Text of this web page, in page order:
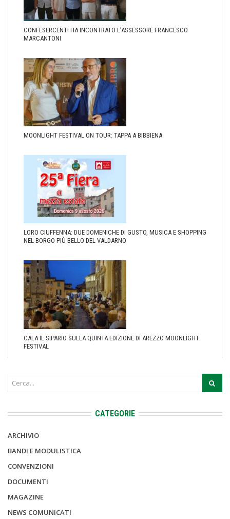
CONFESERCENTI HA INCONTRATO L’ASSESSORE FRANCESCO
MARCANTONI
MOONLIGHT FESTIVAL ON TOUR: TAPPA A BIBBIENA
LORO CIUFFENNA: DUE DOMENICHE DI GUSTO, MUSICA E SHOPPING
NEL BORGO PIÙ BELLO DEL VALDARNO
CALA IL SIPARIO SULLA QUINTA EDIZIONE DI AREZZO MOONLIGHT
FESTIVAL
CATEGORIE
ARCHIVIO
BANDI E MODULISTICA
CONVENZIONI
DOCUMENTI
MAGAZINE
NEWS COMUNICATI